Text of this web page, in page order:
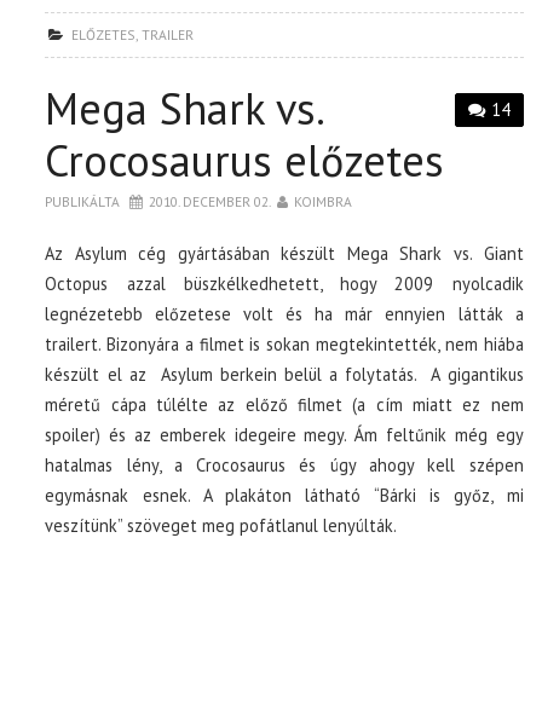
ELŐZETES ,TRAILER
14
Mega Shark vs.
Crocosaurus előzetes
PUBLIKÁLTA 2010. DECEMBER 02. KOIMBRA
Az Asylum cég gyártásában készült Mega Shark vs. Giant
Octopus azzal büszkélkedhetett, hogy 2009 nyolcadik
legnézetebb előzetese volt és ha már ennyien látták a
trailert. Bizonyára a filmet is sokan megtekintették, nem hiába
készült el az Asylum berkein belül a folytatás. A gigantikus
méretű cápa túlélte az előző filmet (a cím miatt ez nem
spoiler) és az emberek idegeire megy. Ám feltűnik még egy
hatalmas lény, a Crocosaurus és úgy ahogy kell szépen
egymásnak esnek. A plakáton látható “Bárki is győz, mi
veszítünk” szöveget meg pofátlanul lenyúlták.